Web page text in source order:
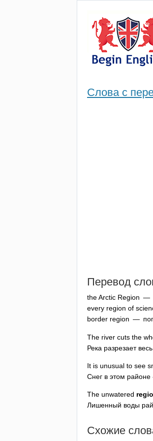
Слова с
Перевод
theArctic Region —
every region of
border region —
The river cuts the
Река разрезает
It is unusual to see
Снег в этом
The unwatered
Лишенный воды
Схожие